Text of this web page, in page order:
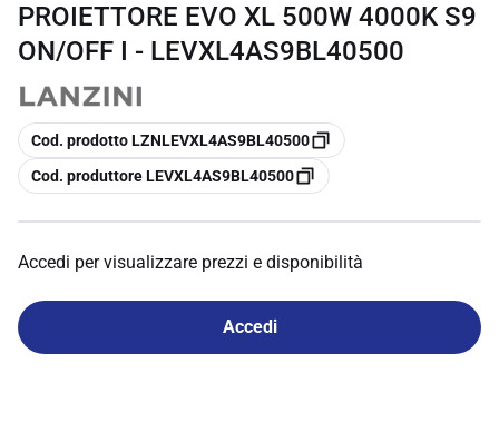
PROIETTORE EVO XL 500W 4000K S9
ON/OFF I - LEVXL4AS9BL40500
copia
Cod. prodotto LZNLEVXL4AS9BL40500
copia
Cod. produttore LEVXL4AS9BL40500
Accedi per visualizzare prezzi e disponibilità
Accedi